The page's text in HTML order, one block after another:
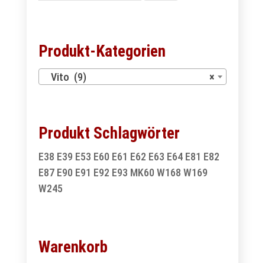
Produkt-Kategorien
×
Vito (9)
Produkt Schlagwörter
E38 E39 E53 E60 E61 E62 E63 E64 E81 E82
E87 E90 E91 E92 E93 MK60 W168 W169
W245
Warenkorb